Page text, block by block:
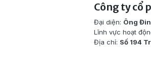
Công ty cổ
Đại diện: Ông
Lĩnh vực hoạt
Địa chỉ: Số 194